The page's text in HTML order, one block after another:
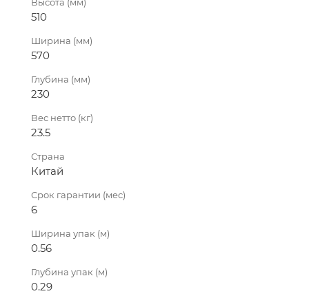
510
Ширина (мм)
570
Глубина (мм)
230
Вес нетто (кг)
23.5
Страна
Китай
Срок гарантии (мес)
6
Ширина упак (м)
0.56
Глубина упак (м)
0.29